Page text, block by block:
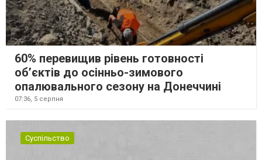
60% перевищив рівень готовності
об’єктів до осінньо-зимового
опалювального сезону на Донеччині
07:36, 5 серпня
Суспільство